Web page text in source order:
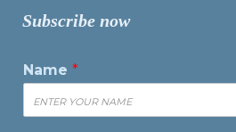
Subscribe now
Name *